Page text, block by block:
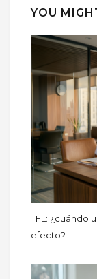
YOU
TFL: ¿cuándo
efecto?